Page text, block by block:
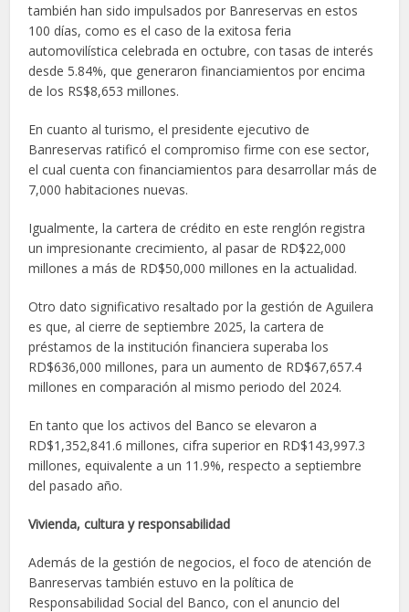
también han sido impulsados por Banreservas en estos
100 días, como es el caso de la exitosa feria
automovilística celebrada en octubre, con tasas de interés
desde 5.84%, que generaron financiamientos por encima
de los RS$8,653 millones.
En cuanto al turismo, el presidente ejecutivo de
Banreservas ratificó el compromiso firme con ese sector,
el cual cuenta con financiamientos para desarrollar más de
7,000 habitaciones nuevas.
Igualmente, la cartera de crédito en este renglón registra
un impresionante crecimiento, al pasar de RD$22,000
millones a más de RD$50,000 millones en la actualidad.
Otro dato significativo resaltado por la gestión de Aguilera
es que, al cierre de septiembre 2025, la cartera de
préstamos de la institución financiera superaba los
RD$636,000 millones, para un aumento de RD$67,657.4
millones en comparación al mismo periodo del 2024.
En tanto que los activos del Banco se elevaron a
RD$1,352,841.6 millones, cifra superior en RD$143,997.3
millones, equivalente a un 11.9%, respecto a septiembre
del pasado año.
Vivienda, cultura y responsabilidad
Además de la gestión de negocios, el foco de atención de
Banreservas también estuvo en la política de
Responsabilidad Social del Banco, con el anuncio del